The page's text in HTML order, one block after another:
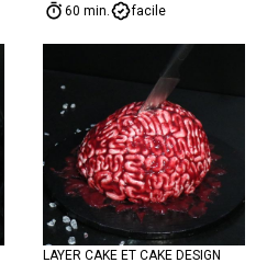
60 min. facile
LAYER CAKE ET CAKE DESIGN